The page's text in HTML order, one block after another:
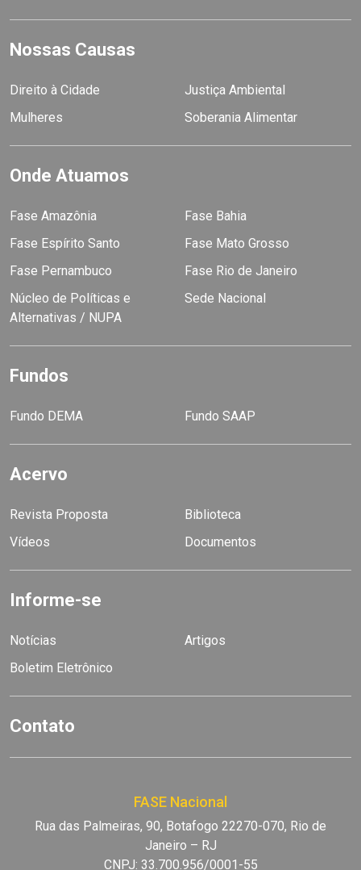
Nossas Causas
Direito à Cidade
Justiça Ambiental
Mulheres
Soberania Alimentar
Onde Atuamos
Fase Amazônia
Fase Bahia
Fase Espírito Santo
Fase Mato Grosso
Fase Pernambuco
Fase Rio de Janeiro
Núcleo de Políticas e
Alternativas / NUPA
Sede Nacional
Fundos
Fundo DEMA Fundo SAAP
Acervo
Revista Proposta
Biblioteca
Vídeos
Documentos
Informe-se
Notícias
Artigos
Boletim Eletrônico
Contato
FASE Nacional
Rua das Palmeiras, 90, Botafogo 22270-070, Rio de
Janeiro – RJ
CNPJ: 33.700.956/0001-55